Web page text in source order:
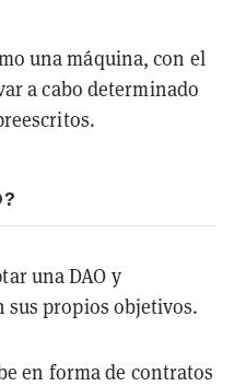
una máquina, con el
a cabo determinado
una DAO y
sus propios objetivos.
en forma de contratos